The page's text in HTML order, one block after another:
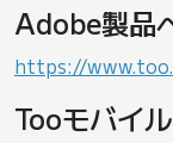
Adobe製品
https://
Tooモバイ